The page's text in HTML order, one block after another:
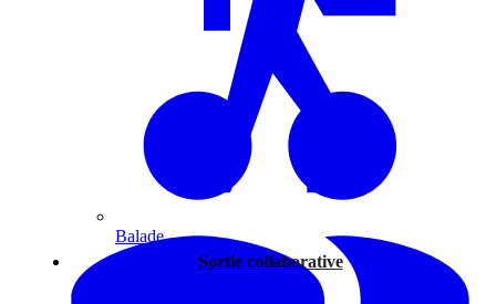
Balade
Sortie collaborative